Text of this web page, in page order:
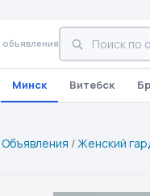
объявления
Минск Витебск
Объявления /Женский